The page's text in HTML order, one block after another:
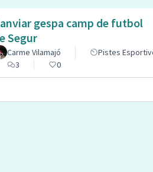
gespa camp de futbol
Segur
Carme Vilamajó
Pistes
3
0